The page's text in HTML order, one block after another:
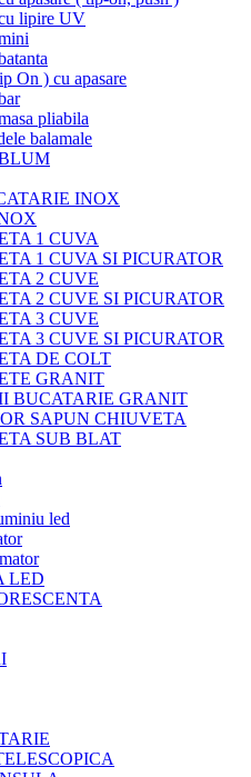
lipire UV
On ) cu apasare
pliabila
balamale
INOX
1 CUVA
1 CUVA SI PICURATOR
2 CUVE
2 CUVE SI PICURATOR
3 CUVE
3 CUVE SI PICURATOR
DE COLT
GRANIT
BUCATARIE GRANIT
SAPUN CHIUVETA
SUB BLAT
led
LED